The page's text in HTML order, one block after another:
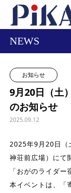
NEWS
お知らせ
9月20日（土
のお知らせ
2025.09.12
2025年9月20日
神荘前広場）にて
「おがのライダー
本イベントは、「